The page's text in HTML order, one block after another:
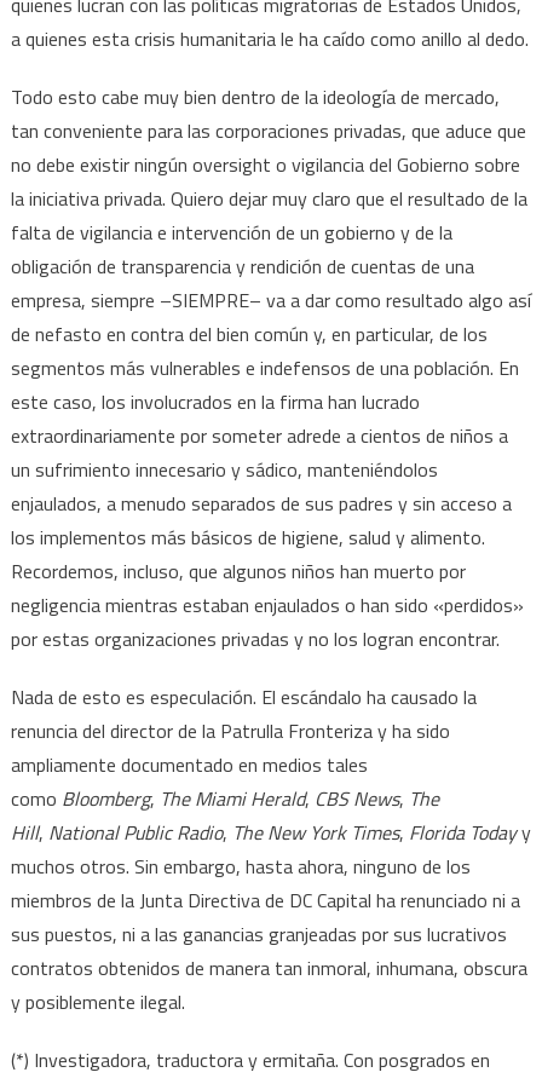
a quienes esta crisis humanitaria le ha caído como anillo al dedo.
Todo esto cabe muy bien dentro de la ideología de mercado,
tan conveniente para las corporaciones privadas, que aduce que
no debe existir ningún oversight o vigilancia del Gobierno sobre
la iniciativa privada. Quiero dejar muy claro que el resultado de la
falta de vigilancia e intervención de un gobierno y de la
obligación de transparencia y rendición de cuentas de una
empresa, siempre –SIEMPRE– va a dar como resultado algo así
de nefasto en contra del bien común y, en particular, de los
segmentos más vulnerables e indefensos de una población. En
este caso, los involucrados en la firma han lucrado
extraordinariamente por someter adrede a cientos de niños a
un sufrimiento innecesario y sádico, manteniéndolos
enjaulados, a menudo separados de sus padres y sin acceso a
los implementos más básicos de higiene, salud y alimento.
Recordemos, incluso, que algunos niños han muerto por
negligencia mientras estaban enjaulados o han sido «perdidos»
por estas organizaciones privadas y no los logran encontrar.
Nada de esto es especulación. El escándalo ha causado la
renuncia del director de la Patrulla Fronteriza y ha sido
ampliamente documentado en medios tales
como Bloomberg, The Miami Herald, CBS News, The
Hill, National Public Radio, The New York Times, Florida Todayy
muchos otros. Sin embargo, hasta ahora, ninguno de los
miembros de la Junta Directiva de DC Capital ha renunciado ni a
sus puestos, ni a las ganancias granjeadas por sus lucrativos
contratos obtenidos de manera tan inmoral, inhumana, obscura
y posiblemente ilegal.
(*) Investigadora, traductora y ermitaña. Con posgrados en